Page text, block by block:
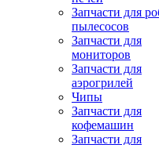
Запчасти для
пылесосов
Запчасти для
мониторов
Запчасти для
аэрогрилей
Чипы
Запчасти для
кофемашин
Запчасти для